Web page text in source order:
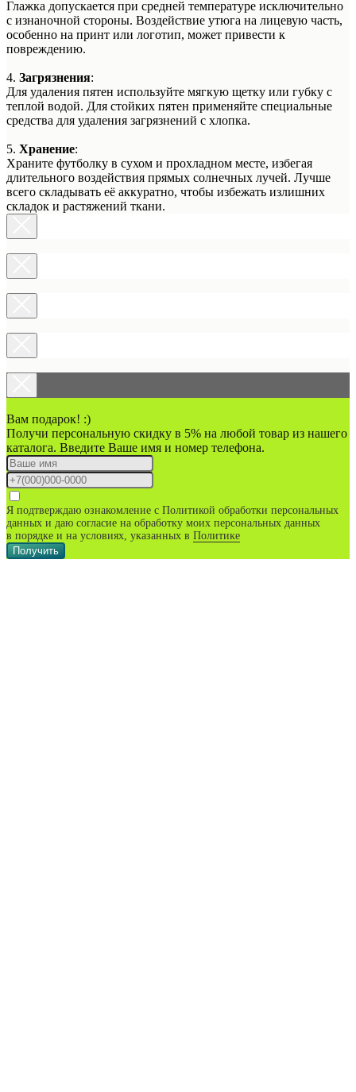
Глажка допускается при средней температуре исключительно
с изнаночной стороны. Воздействие утюга на лицевую часть,
особенно на принт или логотип, может привести к
повреждению.
4. Загрязнения:
Для удаления пятен используйте мягкую щетку или губку с
теплой водой. Для стойких пятен применяйте специальные
средства для удаления загрязнений с хлопка.
5. Хранение:
Храните футболку в сухом и прохладном месте, избегая
длительного воздействия прямых солнечных лучей. Лучше
всего складывать её аккуратно, чтобы избежать излишних
складок и растяжений ткани.
Вам подарок! :)
Получи персональную скидку в 5% на любой товар из нашего
каталога. Введите Ваше имя и номер телефона.
Я подтверждаю ознакомление с Политикой обработки персональных
данных и даю согласие на обработку моих персональных данных
в порядке и на условиях, указанных в Политике
Получить